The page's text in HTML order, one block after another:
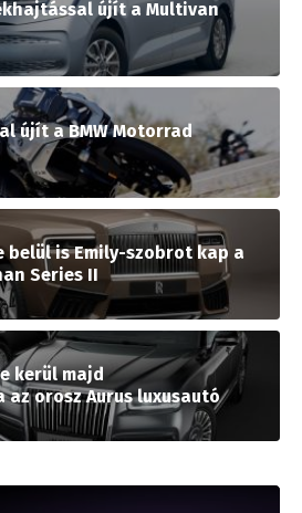
újít a Multivan
újít a BMW Motorrad
belül is Emily-szobrot kap a
Series II
kerül majd
orosz Aurus luxusautó